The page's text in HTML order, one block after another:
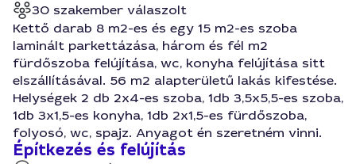
30 szakember válaszolt
Kettő darab 8 m2-es és egy 15 m2-es szoba
laminált parkettázása, három és fél m2
fürdőszoba felújítása, wc, konyha felújítása sitt
elszállításával. 56 m2 alapterületű lakás kifestése.
Helységek 2 db 2x4-es szoba, 1db 3,5x5,5-es szoba,
1db 3x1,5-es konyha, 1db 2x1,5-es fürdőszoba,
folyosó, wc, spajz. Anyagot én szeretném vinni.
Építkezés és felújítás